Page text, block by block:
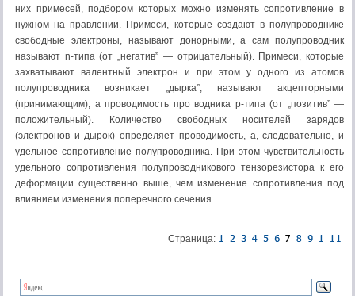
них примесей, подбором которых можно изменять сопротивление в
нужном на правлении. Примеси, которые создают в полупроводнике
свободные электроны, называют донорными, а сам полупроводник
называют n-типа (от „негатив” — отрицательный). Примеси, которые
захватывают валент­ный электрон и при этом у одного из атомов
полупроводника возникает „дырка”, называют акцепторными
(принимающим), а проводимость про водника р-типа (от „позитив” —
положительный). Количество свободных носителей зарядов
(электронов и дырок) определяет проводимость, а, следовательно, и
удельное сопротивление полупроводника. При этом чувствительность
удельного сопротивления полупроводникового тензорезистора к его
деформации существенно выше, чем изменение сопро­тивления под
влиянием изменения поперечного сечения.
Страница: